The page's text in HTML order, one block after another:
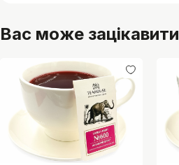
Вас може зацікавити